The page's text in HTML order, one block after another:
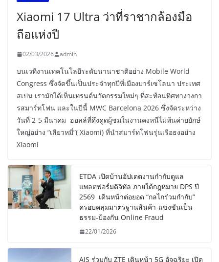
Xiaomi 17 Ultra ว่าที่ราชากล้องมือ
ถือแห่งปี
02/03/2026 admin
บนเวทีงานเทคโนโลยีระดับนานาชาติอย่าง Mobile World
Congress ซึ่งจัดขึ้นเป็นประจำทุกปีที่เมืองบาร์เซโลนา ประเทศ
สเปน เรามักได้เห็นเทรนด์นวัตกรรมใหม่ๆ ที่สะท้อนทิศทางวงกา
รสมาร์ทโฟน และในปีนี้ MWC Barcelona 2026 ซึ่งจัดระหว่าง
วันที่ 2-5 มีนาคม ฮอลล์ที่ดึงดูดผู้ชมในงานคงหนีไม่พ้นค่ายยักษ์
ใหญ่อย่าง “เสียวหมี่”( Xiaomi) ที่นำสมาร์ทโฟนรุ่นเรือธงอย่าง
Xiaomi
ETDA เปิดบ้านอัปเดตงานกำกับดูแล
แพลตฟอร์มดิจิทัล ภายใต้กฎหมาย DPS ปี
2569 เดินหน้าต่อยอด “กลไกร่วมกำกับ”
ครอบคลุมมาตรฐานสินค้า-แข่งขันเป็น
ธรรม-ป้องกัน Online Fraud
22/01/2026
AIS ร่วมกับ ZTE เดินหน้า 5G อัจฉริยะ เปิด